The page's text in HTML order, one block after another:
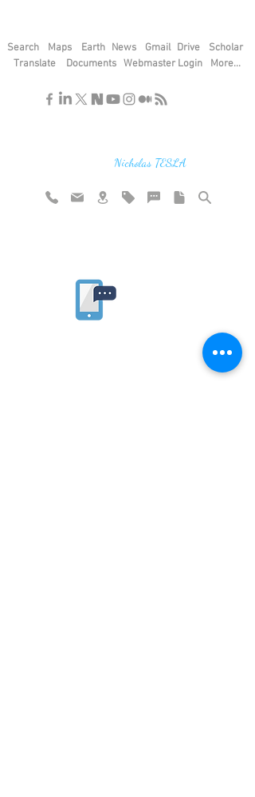
Search Maps Earth News Gmail Drive
Translate
Documents Webmaster Login
Scholar
More...
Nicholas TESLA